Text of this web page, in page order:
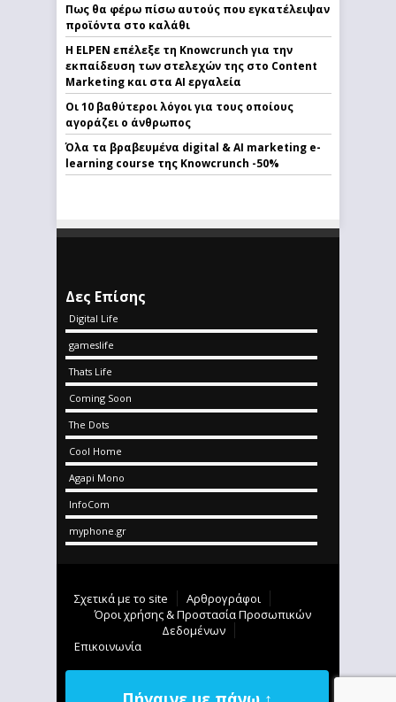
Πως θα φέρω πίσω αυτούς που εγκατέλειψαν
προϊόντα στο καλάθι
Η ELPEN επέλεξε τη Knowcrunch για την
εκπαίδευση των στελεχών της στο Content
Marketing και στα AI εργαλεία
Οι 10 βαθύτεροι λόγοι για τους οποίους
αγοράζει ο άνθρωπος
Όλα τα βραβευμένα digital & AI marketing e-
learning course της Knowcrunch -50%
Δες Επίσης
Digital Life
gameslife
Thats Life
Coming Soon
The Dots
Cool Home
Agapi Mono
InfoCom
myphone.gr
Σχετικά με το site
Αρθρογράφοι
Όροι χρήσης & Προστασία Προσωπικών
Δεδομένων
Επικοινωνία